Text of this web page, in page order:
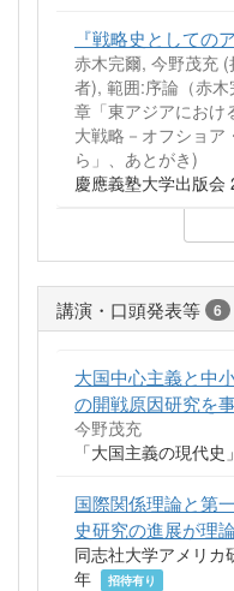
『戦略史としての
赤木完爾, 今野茂充
者), 範囲:序論（赤
章「東アジアにおけ
大戦略－オフショア
ら」、あとがき)
慶應義塾大学出版
講演・口頭発表等 6
大国中心主義と中
の開戦原因研究を
今野茂充
「大国主義の現代
国際関係理論と第
史研究の進展が理
同志社大学アメリ
年
招待有り